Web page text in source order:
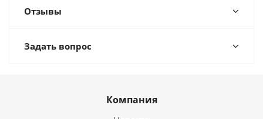
Отзывы
Задать вопрос
Компания